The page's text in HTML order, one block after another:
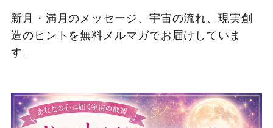
新月・満月のメッセージ、宇宙の流れ、現実創
造のヒントを無料メルマガでお届けしていま
す。